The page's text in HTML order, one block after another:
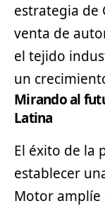
estrategia de
venta de
el tejido
un
Mirando al
Latina
El éxito de la
establecer
Motor amplíe